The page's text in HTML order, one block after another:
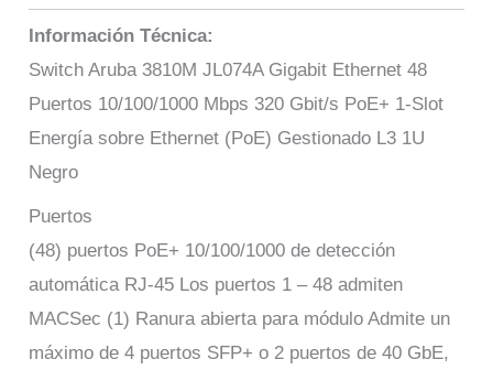
Información Técnica:
Switch Aruba 3810M JL074A Gigabit Ethernet 48
Puertos 10/100/1000 Mbps 320 Gbit/s PoE+ 1-Slot
Energía sobre Ethernet (PoE) Gestionado L3 1U
Negro
Puertos
(48) puertos PoE+ 10/100/1000 de detección
automática RJ-45 Los puertos 1 – 48 admiten
MACSec (1) Ranura abierta para módulo Admite un
máximo de 4 puertos SFP+ o 2 puertos de 40 GbE,